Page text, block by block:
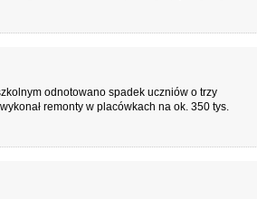
odnotowano spadek uczniów o trzy
remonty w placówkach na ok. 350 tys.